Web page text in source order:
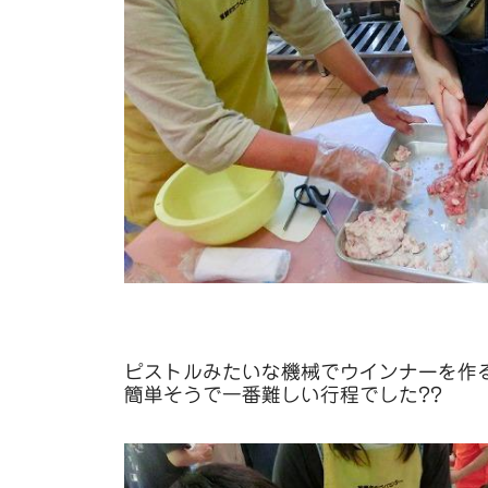
ピストルみたいな機械でウインナーを作
簡単そうで一番難しい行程でした??